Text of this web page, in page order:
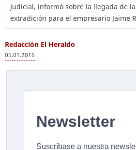
Judicial, informó sobre la llegada de
extradición para el empresario Jaime
Redacción El Heraldo
05.01.2016